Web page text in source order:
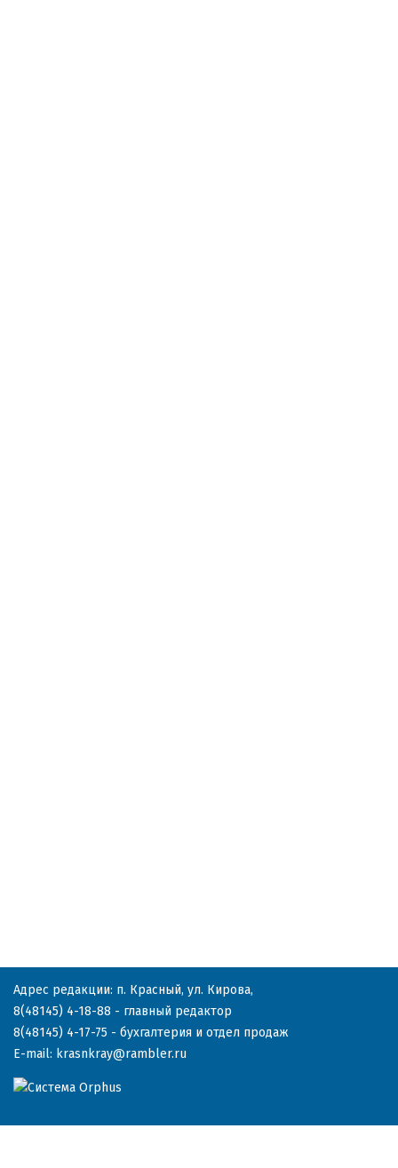
Адрес редакции: п. Красный, ул. Кирова,
8(48145) 4-18-88 - главный редактор
8(48145) 4-17-75 - бухгалтерия и отдел продаж
E-mail: krasnkray@rambler.ru